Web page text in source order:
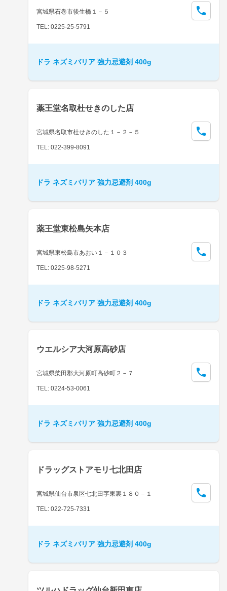
宮城県石巻市後生橋１－５
TEL: 0225-25-5791
ドラ ネズミバリア 強力忌避剤 400g
薬王堂名取杜せきのした店
宮城県名取市杜せきのした１－２－５
TEL: 022-399-8091
ドラ ネズミバリア 強力忌避剤 400g
薬王堂東松島矢本店
宮城県東松島市あおい１－１０３
TEL: 0225-98-5271
ドラ ネズミバリア 強力忌避剤 400g
ウエルシア大河原高砂店
宮城県柴田郡大河原町高砂町２－７
TEL: 0224-53-0061
ドラ ネズミバリア 強力忌避剤 400g
ドラッグストアモリ七北田店
宮城県仙台市泉区七北田字東裏１８０－１
TEL: 022-725-7331
ドラ ネズミバリア 強力忌避剤 400g